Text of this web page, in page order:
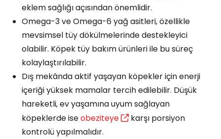
eklem sağlığı açısından önemlidir.
Omega-3 ve Omega-6 yağ asitleri, özellikle
mevsimsel tüy dökülmelerinde destekleyici
olabilir. Köpek tüy bakım ürünleri ile bu süreç
kolaylaştırılabilir.
Dış mekânda aktif yaşayan köpekler için enerji
içeriği yüksek mamalar tercih edilebilir. Düşük
hareketli, ev yaşamına uyum sağlayan
köpeklerde iseobeziteye
karşı porsiyon
kontrolü yapılmalıdır.